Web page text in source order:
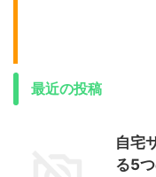
最近の投稿
自宅
る5